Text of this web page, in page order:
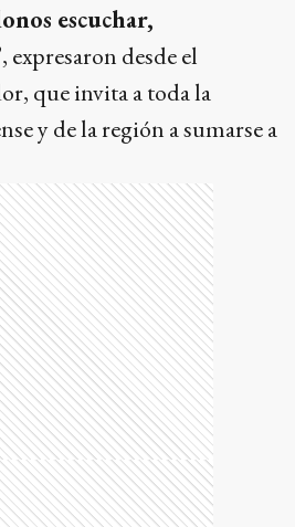
escuchar,
, expresaron desde el
que invita a toda la
y de la región a sumarse a